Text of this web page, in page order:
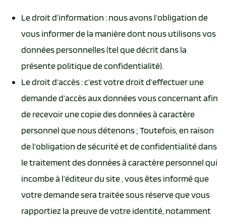
Le droit d’information : nous avons l’obligation de
vous informer de la manière dont nous utilisons vos
données personnelles (tel que décrit dans la
présente politique de confidentialité).
Le droit d’accès : c’est votre droit d’effectuer une
demande d’accès aux données vous concernant afin
de recevoir une copie des données à caractère
personnel que nous détenons ; Toutefois, en raison
de l’obligation de sécurité et de confidentialité dans
le traitement des données à caractère personnel qui
incombe à l’éditeur du site , vous êtes informé que
votre demande sera traitée sous réserve que vous
rapportiez la preuve de votre identité, notamment